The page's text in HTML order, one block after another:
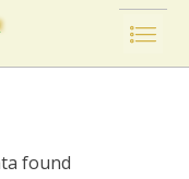
found